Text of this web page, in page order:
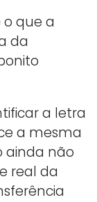
que a
da
a letra
a mesma
ainda não
real da